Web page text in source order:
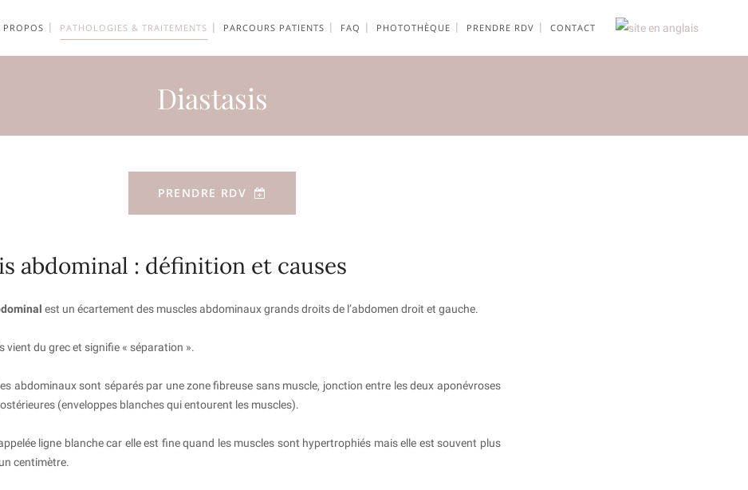
PROPOS PATHOLOGIES & TRAITEMENTS PARCOURS PATIENTS FAQ PHOTOTHÈQUE PRENDRE RDV CONTACT
Diastasis
PRENDRE RDV
abdominal : définition et causes
est un écartement des muscles abdominaux grands droits de l’abdomen droit et gauche.
vient du grec et signifie « séparation ».
abdominaux sont séparés par une zone fibreuse sans muscle, jonction entre les deux aponévroses
(enveloppes blanches qui entourent les muscles).
ligne blanche car elle est fine quand les muscles sont hypertrophiés mais elle est souvent plus
centimètre.